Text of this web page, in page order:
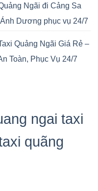
Ngãi đi Cảng Sa
Dương phục vụ 24/7
Quảng Ngãi Giá Rẻ –
Toàn, Phục Vụ 24/7
ngai taxi
quãng